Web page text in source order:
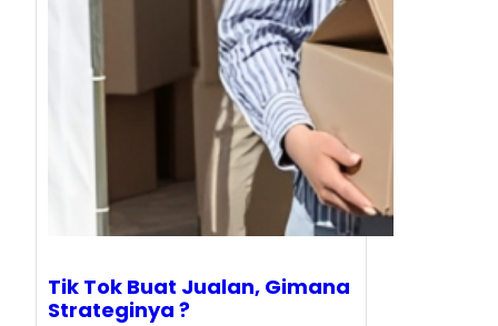
Tik Tok Buat Jualan, Gimana
Strateginya ?